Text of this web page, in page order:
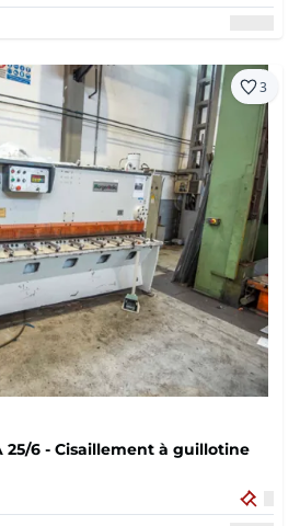
3
25/6 - Cisaillement à guillotine